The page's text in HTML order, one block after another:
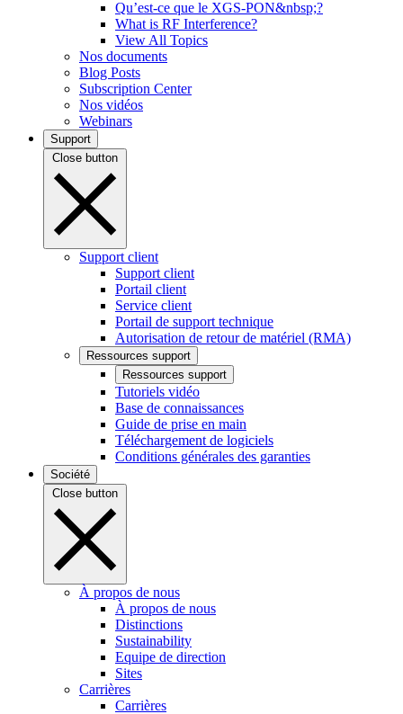
Qu’est-ce que le XGS-PON&nbsp;?
What is RF Interference?
View All Topics
Nos documents
Blog Posts
Subscription Center
Nos vidéos
Webinars
Support
Close button
Support client
Support client
Portail client
Service client
Portail de support technique
Autorisation de retour de matériel (RMA)
Ressources support
Ressources support
Tutoriels vidéo
Base de connaissances
Guide de prise en main
Téléchargement de logiciels
Conditions générales des garanties
Société
Close button
À propos de nous
À propos de nous
Distinctions
Sustainability
Equipe de direction
Sites
Carrières
Carrières